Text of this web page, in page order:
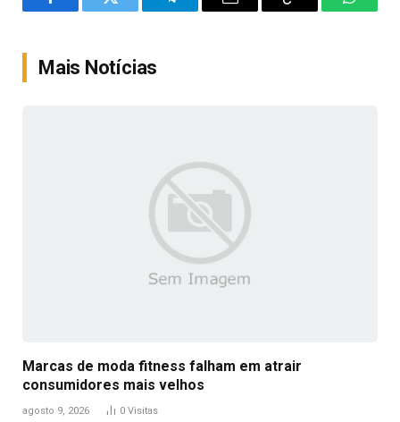
FacebookTwitter TelegramEmail
Copy
Mais Notícias
Marcas de moda fitness falham em atrair
consumidores mais velhos
agosto 9, 2026 0 Visitas